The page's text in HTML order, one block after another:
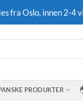
fra Oslo, innen 2-4
PRODUKTER